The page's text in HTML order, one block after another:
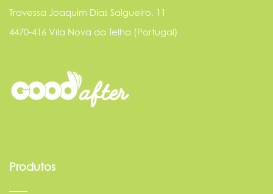
Travessa Joaquim Dias Salgueiro, 11
4470-416 Vila Nova da Telha (Portugal)
Produtos